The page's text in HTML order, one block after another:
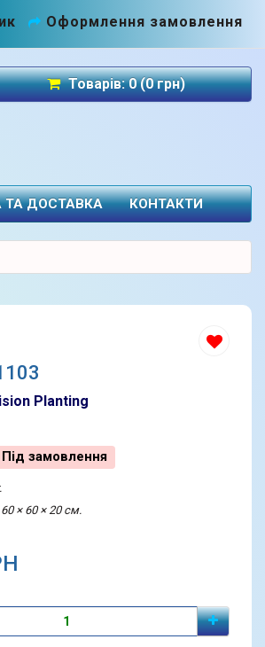
Оформлення замовлення
Товарів: 0 (0 грн)
ТА ДОСТАВКА КОНТАКТИ
Planting
Під замовлення
× 60 × 20 см.